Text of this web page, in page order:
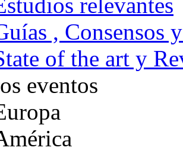
relevantes
, Consensos
of the art y
eventos